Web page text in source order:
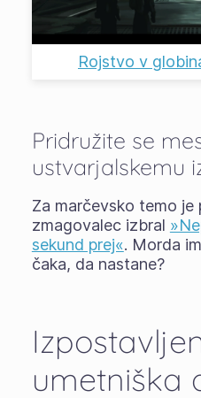
Rojstvo v
Pridružite se
ustvarjalskemu
Za marčevsko temo je
zmagovalec izbral
sekund prej«. Morda
čaka, da nastane?
umetniška